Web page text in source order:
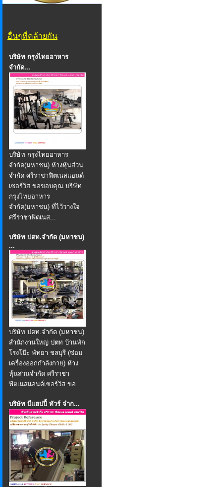
อื่นๆที่คล้ายกัน
บริษัท กรุงไทยอาหาร
จำกัด...
บริษัท กรุงไทยอาหาร
จำกัด(มหาชน) ห้างหุ้นส่วน
จำกัด ศรีราชาฟิตเนสแอนด์
เซอร์วิส ขอขอบคุณ บริษัท
กรุงไทยอาหาร
จำกัด(มหาชน) ที่ไว้วางใจ
ศรีราชาฟิตเนส...
บริษัท ปตท.จำกัด (มหาชน)
...
บริษัท ปตท.จำกัด (มหาชน)
สำนักงานใหญ่ ปตท บ้านพัก
โรงโป๊ะ พัทยา ชลบุรี (ซ่อม
เครื่องออกกำลังกาย) ห้าง
หุ้นส่วนจำกัด ศรีราชา
ฟิตเนสแอนด์เซอร์วิส ขอ...
บริษัท บีแฮปปี้ ทัวร์ จำก...